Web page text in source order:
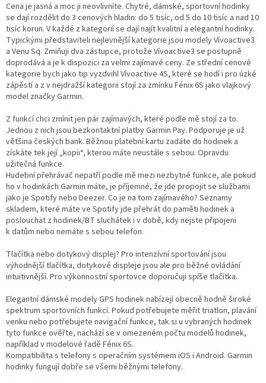
Cena je jasná a moc ji neovlivníte. Chytré, dámské, sportovní hodinky
se dají rozdělit do 3 cenových hladin: do 5 tisíc, od 5 do 10 tisíc a nad 10
tisíc korun. V každé z kategorií se dají najít kvalitní a elegantní hodinky.
Typickými představiteli nejlevnější kategorie jsou modely Vívoactive3
a Venu Sq. Zmiňuji dva zástupce, protože Vívoactive3 se postupně
doprodává a je k dispozici za velmi zajímavé ceny. Ze střední cenové
kategorie bych jako tip vyzdvihl Vívoactive 4S, které se hodí i pro úzké
zápěstí a z v nejdražší kategorii stojí za zmínku Fénix 6S jako vlajkový
model značky Garmin.
Z funkcí chci zmínit jen pár zajímavých, které podle mě stojí za to.
Jednou z nich jsou bezkontaktní platby Garmin Pay. Podporuje je už
většina českých bank. Běžnou platební kartu zadáte do hodinek a
získáte tek její „kopii“, kterou máte neustále s sebou. Opravdu
užitečná funkce.
Hudební přehrávač nepatří podle mě mezi nezbytné funkce, ale pokud
ho v hodinkách Garmin máte, je příjemné, že jde propojit se službami
jako je Spotify nebo Deezer. Co je na tom zajímavého? Seznamy
skladem, které máte ve Spotify jde přehrát do paměti hodinek a
poslouchat z hodinek/BT sluchátek i v době, kdy nejste připojeni
k datům nebo nemáte s sebou telefon.
Tlačítka nebo dotykový displej? Pro intenzívní sportování jsou
výhodnější tlačítka, dotykové displeje jsou ale pro běžné ovládání
intuitivnější. Pro výkonnostní sportovce doporučuji spíše tlačítka.
Elegantní dámské modely GPS hodinek nabízejí obecně hodně široké
spektrum sportovních funkcí. Pokud potřebujete měřit triatlon, plavání
venku nebo potřebujete navigační funkce, tak si u vybraných hodinek
tyto funkce ověřte, nachází se v omezeném počtu modelů hodinek,
například v modelové řadě Fénix 6S.
Kompatibilita s telefony s operačním systémem iOS i Android. Garmin
hodinky fungují dobře se všemi běžnými telefony.